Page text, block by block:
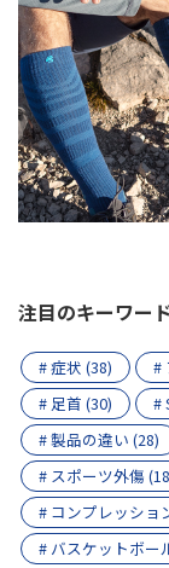
注目のキーワー
# 症状 (38) #
# 足首 (30)
#
# 製品の違い (28)
# スポーツ外傷
# コンプレッショ
# バスケットボー